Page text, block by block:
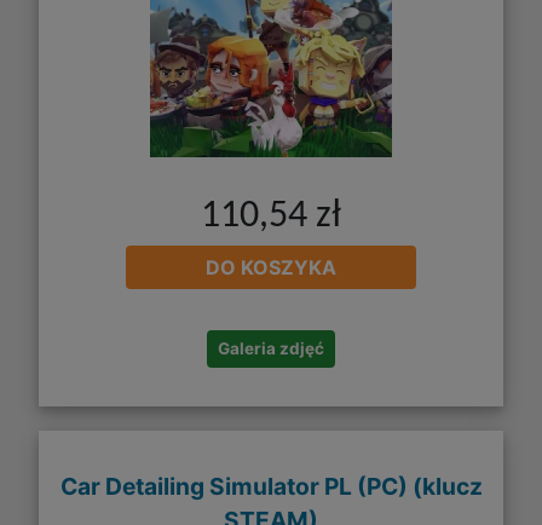
110,54 zł
DO KOSZYKA
Galeria zdjęć
Car Detailing Simulator PL (PC) (klucz